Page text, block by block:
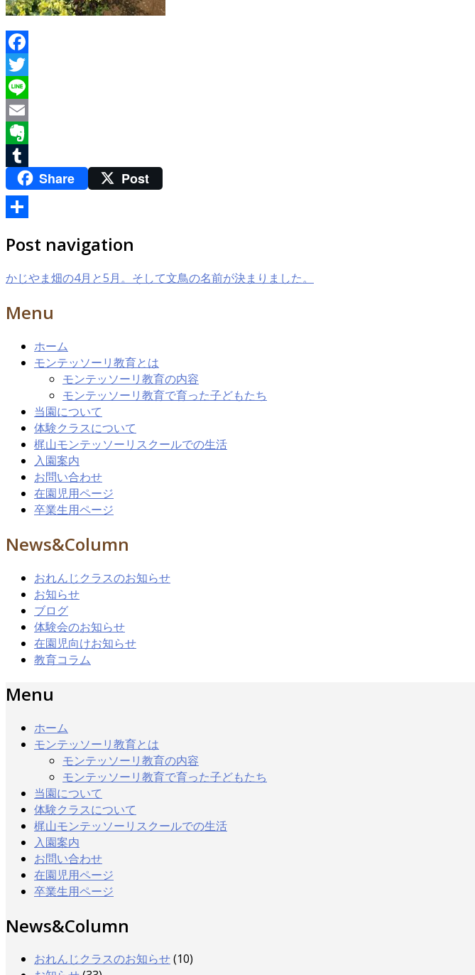
Facebook
Twitter
Line
Email
Evernote
TumblrShare Post
有
Post navigation
かじやま畑の4月と5月。そして文鳥の名前が決まりました。
Menu
ホーム
モンテッソーリ教育とは
モンテッソーリ教育の内容
モンテッソーリ教育で育った子どもたち
当園について
体験クラスについて
梶山モンテッソーリスクールでの生活
入園案内
お問い合わせ
在園児用ページ
卒業生用ページ
News&Column
おれんじクラスのお知らせ
お知らせ
ブログ
体験会のお知らせ
在園児向けお知らせ
教育コラム
Menu
ホーム
モンテッソーリ教育とは
モンテッソーリ教育の内容
モンテッソーリ教育で育った子どもたち
当園について
体験クラスについて
梶山モンテッソーリスクールでの生活
入園案内
お問い合わせ
在園児用ページ
卒業生用ページ
News&Column
おれんじクラスのお知らせ(10)